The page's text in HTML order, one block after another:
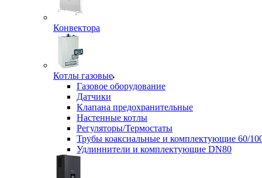
Конвектора
Котлы газовые
Газовое оборудование
Датчики
Клапана предохранительные
Настенные котлы
Регуляторы/Термостаты
Трубы коаксиальные и комплектующие 60/
Удлиннители и комплектующие DN80